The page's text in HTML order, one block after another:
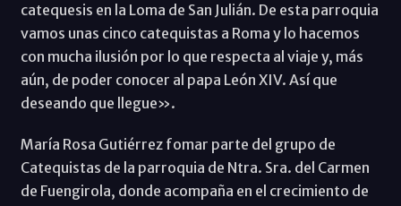
catequesis en la Loma de San Julián. De esta parroquia
vamos unas cinco catequistas a Roma y lo hacemos
con mucha ilusión por lo que respecta al viaje y, más
aún, de poder conocer al papa León XIV. Así que
deseando que llegue».
María Rosa Gutiérrez fomar parte del grupo de
Catequistas de la parroquia de Ntra. Sra. del Carmen
de Fuengirola, donde acompaña en el crecimiento de